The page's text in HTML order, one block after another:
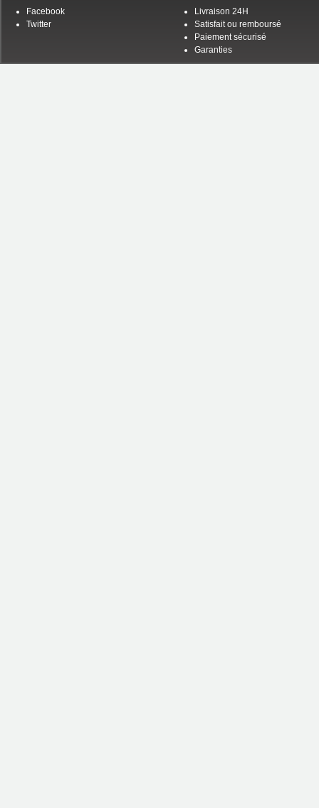
Facebook
Twitter
Livraison 24H
Satisfait ou remboursé
Paiement sécurisé
Garanties